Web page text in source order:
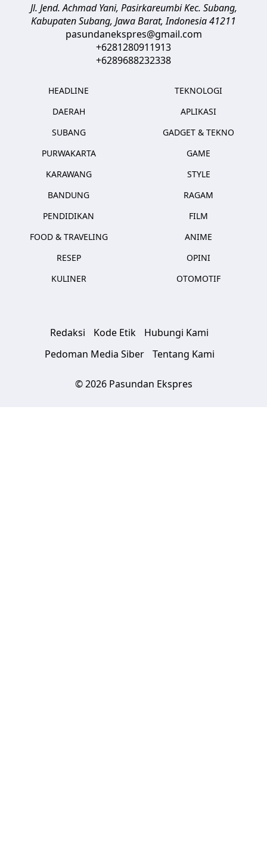
Jl. Jend. Achmad Yani, Pasirkareumbi Kec. Subang,
Kabupaten Subang, Jawa Barat,Indonesia41211
pasundanekspres@gmail.com
+6281280911913
+6289688232338
HEADLINE
DAERAH
SUBANG
PURWAKARTA
KARAWANG
BANDUNG
PENDIDIKAN
FOOD & TRAVELING
RESEP
KULINER
TEKNOLOGI
APLIKASI
GADGET & TEKNO
GAME
STYLE
RAGAM
FILM
ANIME
OPINI
OTOMOTIF
Redaksi Kode Etik
Hubungi Kami
Pedoman Media Siber
Tentang Kami
© 2026 Pasundan Ekspres